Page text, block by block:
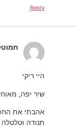
Reply
היי ריקי
שיר יפה,
אהבתי את
תנודה וטלטלה